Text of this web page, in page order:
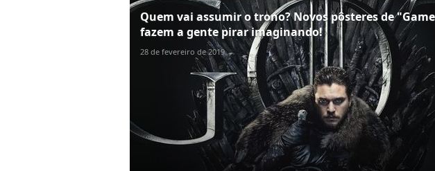
Quem vai assumir o trono? Novos pôsteres de
fazem a gente pirar imaginando!
28 de fevereiro de 2019